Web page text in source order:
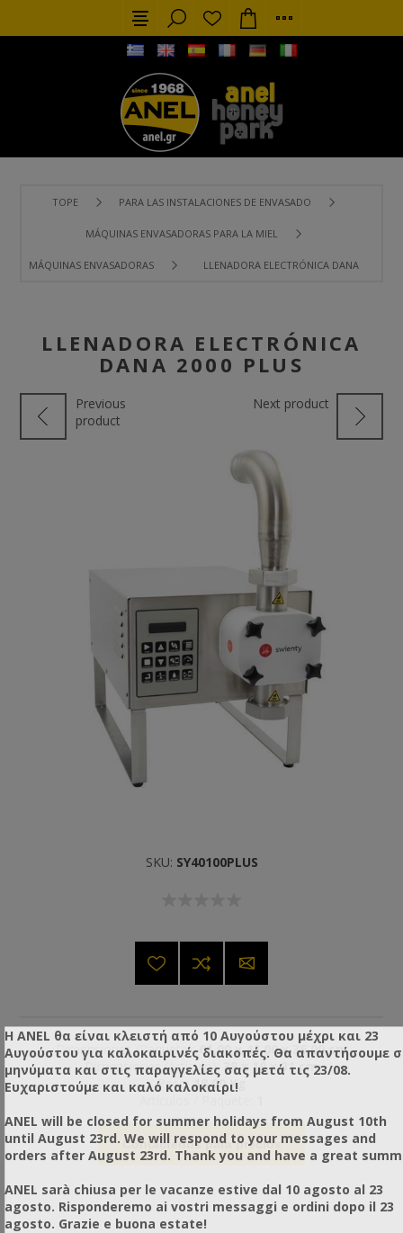
TOPE PARA LAS INSTALACIONES DE ENVASADO
MÁQUINAS ENVASADORAS PARA LA MIEL
MÁQUINAS ENVASADORAS LLENADORA ELECTRÓNICA DANA 2000
LLENADORA ELECTRÓNICA
DANA 2000 PLUS
Previous
product
Next product
SKU: SY40100PLUS
Dimensiones (Paquete): 61,00 x 41,00 x 36,00 cm
Dimensiones (Artículo): 38 x 19 x 31 cm
Peso: 18,00 Kg
Contáctenos para precios
Η ANEL θα είναι κλειστή από 10 Αυγούστου μέχρι και 23
Αυγούστου για καλοκαιρινές διακοπές. Θα απαντήσουμε
μηνύματα και στις παραγγελίες σας μετά τις 23/08.
Ευχαριστούμε και καλό καλοκαίρι!
ANEL will be closed for summer holidays from August 10th
until August 23rd. We will respond to your messages and
orders after August 23rd. Thank you and have a great
ANEL sarà chiusa per le vacanze estive dal 10 agosto al 23
agosto. Risponderemo ai vostri messaggi e ordini dopo il 23
agosto. Grazie e buona estate!